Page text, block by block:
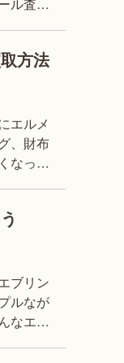
方法
エルメ
、財布
なった
ブリン
ルなが
なエブ